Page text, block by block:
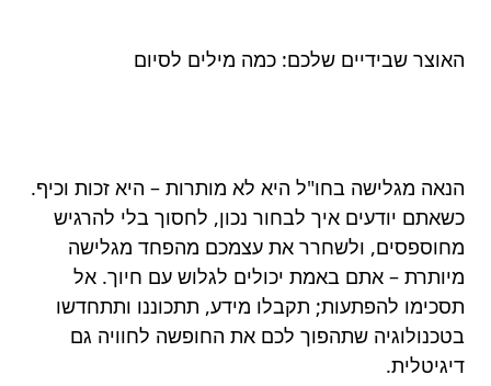
האוצר שבידיים שלכם: כמה מילים לסיום
הנאה מגלישה בחו"ל היא לא מותרות – היא זכות וכיף.
כשאתם יודעים איך לבחור נכון, לחסוך בלי להרגיש
מחוספסים, ולשחרר את עצמכם מהפחד מגלישה
מיותרת – אתם באמת יכולים לגלוש עם חיוך. אל
תסכימו להפתעות; תקבלו מידע, תתכוננו ותתחדשו
בטכנולוגיה שתהפוך לכם את החופשה לחוויה גם
דיגיטלית.